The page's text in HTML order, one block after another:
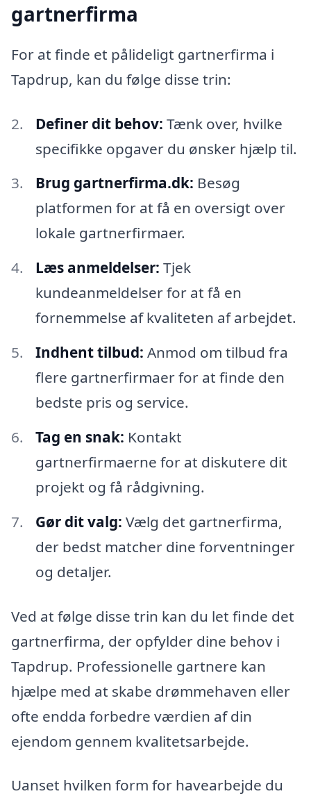
gartnerfirma
For at finde et pålideligt gartnerfirma i
Tapdrup, kan du følge disse trin:
Definer dit behov: Tænk over, hvilke
specifikke opgaver du ønsker hjælp til.
Brug gartnerfirma.dk: Besøg
platformen for at få en oversigt over
lokale gartnerfirmaer.
Læs anmeldelser: Tjek
kundeanmeldelser for at få en
fornemmelse af kvaliteten af arbejdet.
Indhent tilbud: Anmod om tilbud fra
flere gartnerfirmaer for at finde den
bedste pris og service.
Tag en snak: Kontakt
gartnerfirmaerne for at diskutere dit
projekt og få rådgivning.
Gør dit valg: Vælg det gartnerfirma,
der bedst matcher dine forventninger
og detaljer.
Ved at følge disse trin kan du let finde det
gartnerfirma, der opfylder dine behov i
Tapdrup. Professionelle gartnere kan
hjælpe med at skabe drømmehaven eller
ofte endda forbedre værdien af din
ejendom gennem kvalitetsarbejde.
Uanset hvilken form for havearbejde du